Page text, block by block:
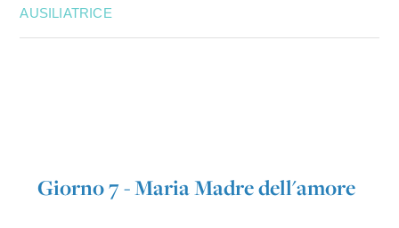
AUSILIATRICE
Giorno 7 - Maria Madre dell'amore